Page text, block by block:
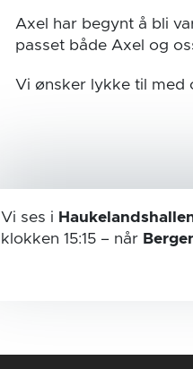
Axel har begynt å bli
passet både Axel og
Vi ønsker lykke til med
Vi ses i
klokken 15:15– når